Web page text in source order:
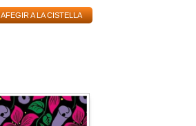
AFEGIR A LA CISTELLA